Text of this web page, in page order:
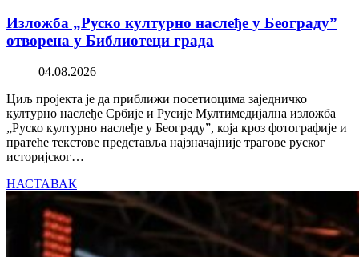
Изложба „Руско културно наслеђе у Београду”
отворена у Библиотеци града
04.08.2026
Циљ пројекта је да приближи посетиоцима заједничко
културно наслеђе Србије и Русије Мултимедијална изложба
„Руско културно наслеђе у Београду”, која кроз фотографије и
пратеће текстове представља најзначајније трагове руског
историјског…
НАСТАВАК